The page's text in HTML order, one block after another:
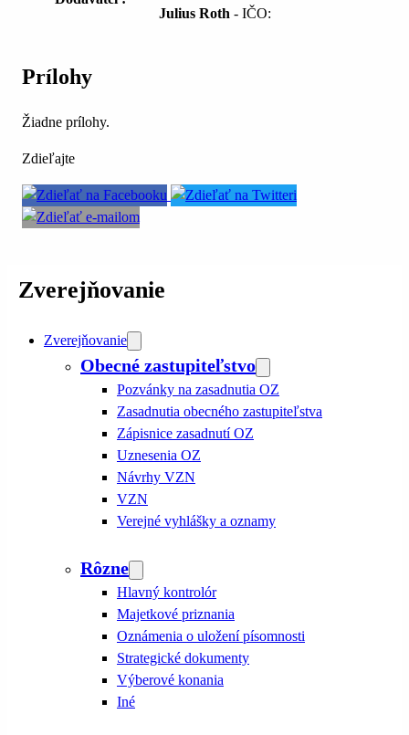
Julius Roth - IČO:
Prílohy
Žiadne prílohy.
Zdieľajte
Zverejňovanie
Zverejňovanie
Obecné zastupiteľstvo
Pozvánky na zasadnutia OZ
Zasadnutia obecného zastupiteľstva
Zápisnice zasadnutí OZ
Uznesenia OZ
Návrhy VZN
VZN
Verejné vyhlášky a oznamy
Rôzne
Hlavný kontrolór
Majetkové priznania
Oznámenia o uložení písomnosti
Strategické dokumenty
Výberové konania
Iné